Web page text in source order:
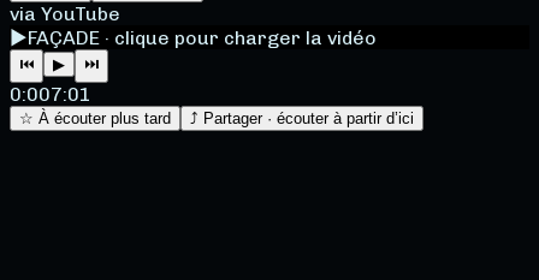
via YouTube
▶FAÇADE · clique pour charger la vidéo
⏮ ▶ ⏭
0:007:01
☆ À écouter plus tard ⤴ Partager · écouter à partir d’ici